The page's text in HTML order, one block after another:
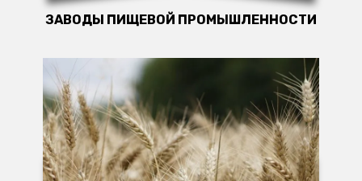
ЗАВОДЫ ПИЩЕВОЙ ПРОМЫШЛЕННОСТИ